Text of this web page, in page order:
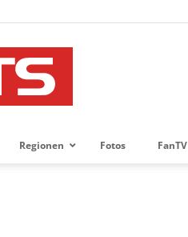
Regionen Fotos FanTV